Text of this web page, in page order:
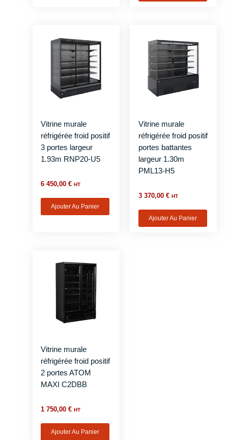
Vitrine murale
réfrigérée froid positif
3 portes largeur
1.93m RNP20-U5
6 450,00€ HT
Ajouter Au Panier
Vitrine murale
réfrigérée froid positif
portes battantes
largeur 1.30m
PML13-H5
3 370,00 € HT
Ajouter Au Panier
Vitrine murale
réfrigérée froid positif
2 portes ATOM
MAXI C2DBB
1 750,00€ HT
Ajouter Au Panier